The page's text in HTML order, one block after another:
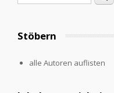
Stöbern
alle Autoren auflisten